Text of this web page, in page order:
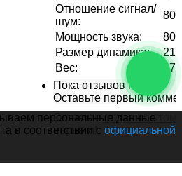
Отношение сигнал/
шум:
80
Мощность звука:
Размер динамика:
Вес:
Пока отзывов нет...
Оставьте первый
Оставьтеотзыв об этом
первым!
персональные данные
в соответствии с официальной